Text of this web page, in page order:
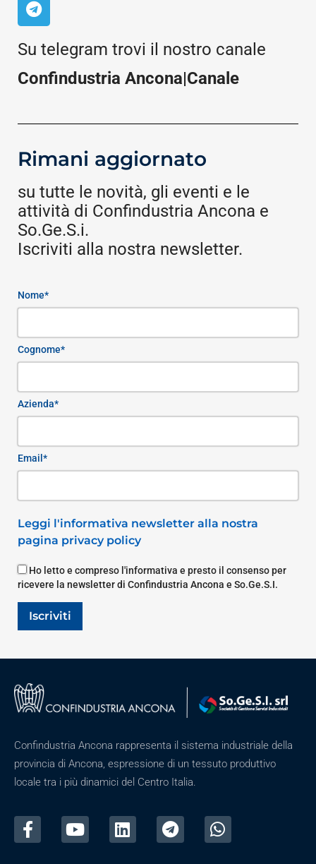
Su telegram trovi il nostro canale
Confindustria Ancona|Canale
Rimani aggiornato
su tutte le novità, gli eventi e le
attività di Confindustria Ancona e
So.Ge.S.i.
Iscriviti alla nostra newsletter.
Nome*
Cognome*
Azienda*
Email*
Leggi l'informativa newsletter alla nostra
pagina privacy policy
Ho letto e compreso l'informativa e presto il consenso per
ricevere la newsletter di Confindustria Ancona e So.Ge.S.I.
Iscriviti
Confindustria Ancona rappresenta il sistema industriale della
provincia di Ancona, espressione di un tessuto produttivo
locale tra i più dinamici del Centro Italia.